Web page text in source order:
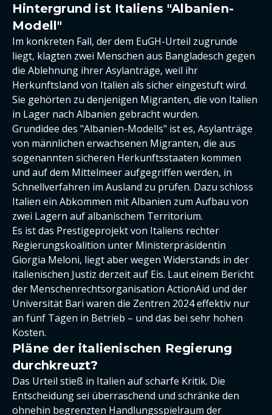
Hintergrund ist Italiens "Albanien-
Modell"
Im konkreten Fall, der dem EuGH-Urteil zugrunde
liegt, klagten zwei Menschen aus Bangladesch gegen
die Ablehnung ihrer Asylanträge, weil ihr
Herkunftsland von Italien als sicher eingestuft wird.
Sie gehörten zu denjenigen Migranten, die von Italien
in Lager nach Albanien gebracht wurden.
Grundidee des "Albanien-Modells" ist es, Asylanträge
von männlichen erwachsenen Migranten, die aus
sogenannten sicheren Herkunftsstaaten kommen
und auf dem Mittelmeer aufgegriffen werden, in
Schnellverfahren im Ausland zu prüfen. Dazu schloss
Italien ein Abkommen mit Albanien zum Aufbau von
zwei Lagern auf albanischem Territorium.
Es ist das Prestigeprojekt von Italiens rechter
Regierungskoalition unter Ministerpräsidentin
Giorgia Meloni, liegt aber wegen Widerstands in der
italienischen Justiz derzeit auf Eis. Laut einem Bericht
der Menschenrechtsorganisation ActionAid und der
Universität Bari waren die Zentren 2024 effektiv nur
an fünf Tagen in Betrieb – und das bei sehr hohen
Kosten.
Pläne der italienischen Regierung
durchkreuzt?
Das Urteil stieß in Italien auf scharfe Kritik. Die
Entscheidung sei überraschend und schränke den
ohnehin begrenzten Handlungsspielraum der